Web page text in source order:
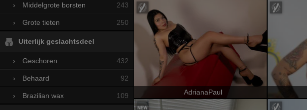
› Middelgrote borsten 243
› Grote tieten 250
Uiterlijk geslachtsdeel
› Geschoren 432
› Behaard 92
› Brazilian wax 109 AdrianaPaul